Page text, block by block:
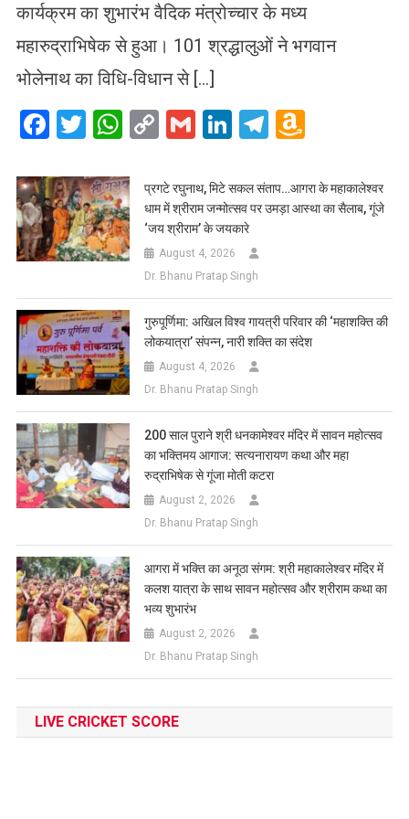
कार्यक्रम का शुभारंभ वैदिक मंत्रोच्चार के मध्य
महारुद्राभिषेक से हुआ। 101 श्रद्धालुओं ने भगवान
भोलेनाथ का विधि-विधान से […]
Facebook
Twitter
WhatsApp
CopyGmailLinkedIn
Telegram
List
प्रगटे रघुनाथ, मिटे सकल संताप…आगरा के महाकालेश्वर
धाम में श्रीराम जन्मोत्सव पर उमड़ा आस्था का सैलाब, गूंजे
‘जय श्रीराम’ के जयकारे
August 4, 2026
Dr. Bhanu Pratap Singh
गुरुपूर्णिमा: अखिल विश्व गायत्री परिवार की ‘महाशक्ति की
लोकयात्रा’ संपन्न, नारी शक्ति का संदेश
August 4, 2026
Dr. Bhanu Pratap Singh
200 साल पुराने श्री धनकामेश्वर मंदिर में सावन महोत्सव
का भक्तिमय आगाज: सत्यनारायण कथा और महा
रुद्राभिषेक से गूंजा मोती कटरा
August 2, 2026
Dr. Bhanu Pratap Singh
आगरा में भक्ति का अनूठा संगम: श्री महाकालेश्वर मंदिर में
कलश यात्रा के साथ सावन महोत्सव और श्रीराम कथा का
भव्य शुभारंभ
August 2, 2026
Dr. Bhanu Pratap Singh
LIVE CRICKET SCORE